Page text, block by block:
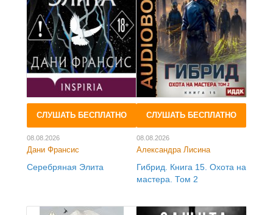
СЛУШАТЬ БЕСПЛАТНО
08.08.2026
Дани Франсис
Серебряная Элита
СЛУШАТЬ БЕСПЛАТНО
08.08.2026
Александра Лисина
Гибрид. Книга 15. Охота на
мастера. Том 2